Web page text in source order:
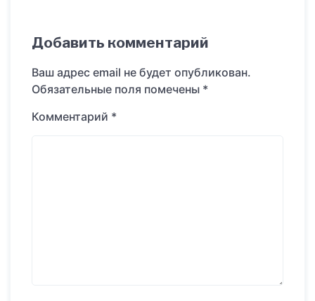
Добавить комментарий
Ваш адрес email не будет опубликован.
Обязательные поля помечены *
Комментарий *